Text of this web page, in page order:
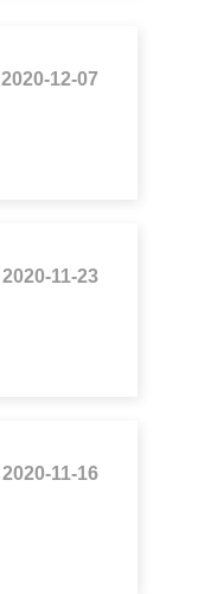
2020-12-07
2020-11-23
2020-11-16